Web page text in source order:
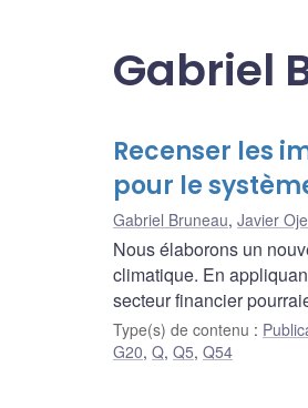
Gabriel
Recenser les
pour le
Gabriel Bruneau, Javier
Nous élaborons un
climatique. En
secteur financier
Type(s) de contenu :
G20, Q, Q5, Q54